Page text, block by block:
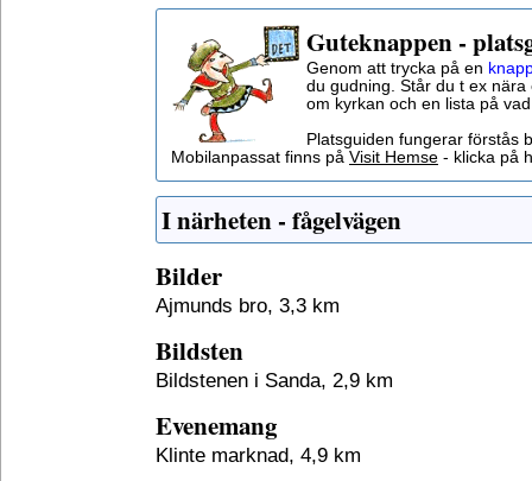
Guteknappen -
Genom att trycka på en
du gudning. Står du t ex
om kyrkan och en lista på
Platsguiden fungerar förstås
Mobilanpassat finns på Visit Hemse - klicka på
I närheten - fågelvägen
Bilder
Ajmunds bro, 3,3 km
Bildsten
Bildstenen i Sanda, 2,9 km
Evenemang
Klinte marknad, 4,9 km